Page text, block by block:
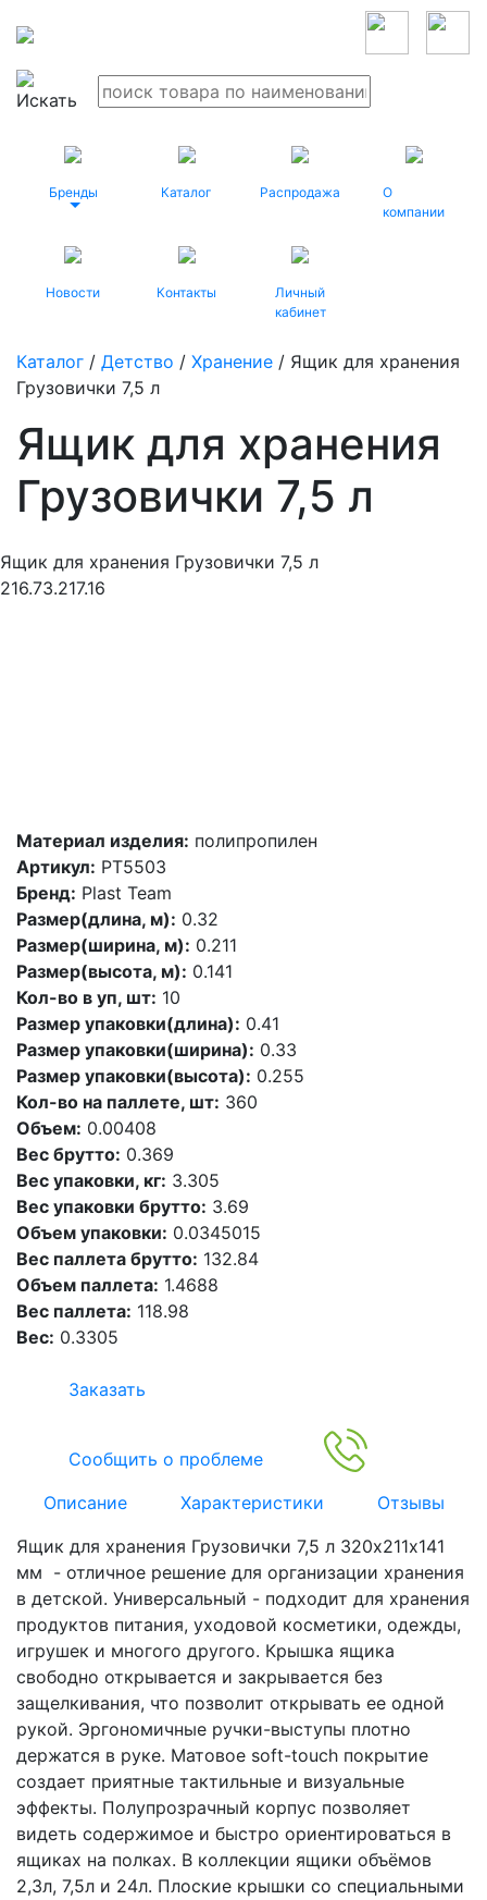
Бренды Каталог Распродажа
О
компании
Новости Контакты
Личный
кабинет
Каталог / Детство / Хранение / Ящик для хранения
Грузовички 7,5 л
Ящик для хранения
Грузовички 7,5 л
Ящик для хранения Грузовички 7,5 л
216.73.217.16
Материал изделия: полипропилен
Артикул: PT5503
Бренд: Plast Team
Размер(длина, м): 0.32
Размер(ширина, м): 0.211
Размер(высота, м): 0.141
Кол-во в уп, шт: 10
Размер упаковки(длина): 0.41
Размер упаковки(ширина): 0.33
Размер упаковки(высота): 0.255
Кол-во на паллете, шт: 360
Объем: 0.00408
Вес брутто: 0.369
Вес упаковки, кг: 3.305
Вес упаковки брутто: 3.69
Объем упаковки: 0.0345015
Вес паллета брутто: 132.84
Объем паллета: 1.4688
Вес паллета: 118.98
Вес: 0.3305
Заказать
Сообщить о проблеме
Описание
Характеристики
Отзывы
Ящик для хранения Грузовички 7,5 л 320х211х141
мм - отличное решение для организации хранения
в детской. Универсальный - подходит для хранения
продуктов питания, уходовой косметики, одежды,
игрушек и многого другого. Крышка ящика
свободно открывается и закрывается без
защелкивания, что позволит открывать ее одной
рукой. Эргономичные ручки-выступы плотно
держатся в руке. Матовое soft-touch покрытие
создает приятные тактильные и визуальные
эффекты. Полупрозрачный корпус позволяет
видеть содержимое и быстро ориентироваться в
ящиках на полках. В коллекции ящики объёмов
2,3л, 7,5л и 24л. Плоские крышки со специальными